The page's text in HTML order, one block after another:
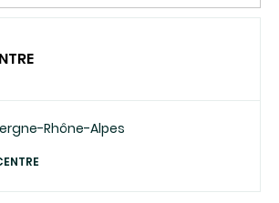
Rhône-Alpes